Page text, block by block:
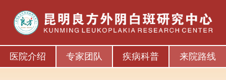
医院介绍 专家团队 疾病科普 来院路线